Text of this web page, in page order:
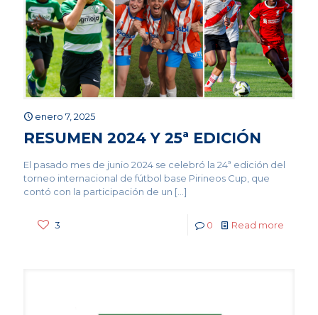
enero 7, 2025
RESUMEN 2024 Y 25ª EDICIÓN
El pasado mes de junio 2024 se celebró la 24ª edición del
torneo internacional de fútbol base Pirineos Cup, que
contó con la participación de un […]
3 0 Read more